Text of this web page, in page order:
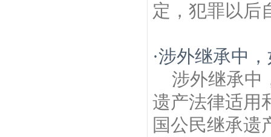
定，犯罪以后
·涉外继承中
涉外继承中
遗产法律适
国公民继承遗